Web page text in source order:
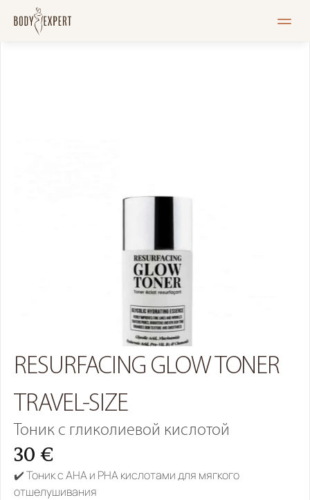
RESURFACING GLOW TONER
TRAVEL-SIZE
Тоник с гликолиевой кислотой
30 €
✔️ Тоник с AHA и PHA кислотами для мягкого
отшелушивания